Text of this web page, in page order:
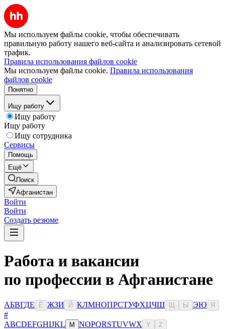
Мы используем файлы cookie, чтобы обеспечивать
правильную работу нашего веб-сайта и анализировать сетевой
трафик.
Правила использования файлов cookie
Мы используем файлы cookie. Правила использования
файлов cookie
Понятно
Ищу работу
Ищу работу
Ищу работу
Ищу сотрудника
Сервисы
Помощь
Ещё
Поиск
Афганистан
Войти
Войти
Создать резюме
Работа и вакансии
по профессии в Афганистане
АБВГДЕ Ё ЖЗИ Й КЛМНОПРСТУФХЦЧШ Ы ЭЮ Я
#
ABCDEFGHIJKL M NOPQRSTUVWX Y Z